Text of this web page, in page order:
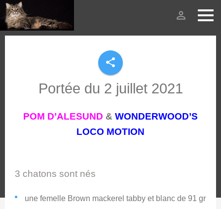
person_outline
share
Portée du 2 juillet 2021
POM D’ALESUND & WONDERWOOD’S
LOCO MOTION
3 chatons sont nés
une femelle Brown mackerel tabby et blanc de 91 gr